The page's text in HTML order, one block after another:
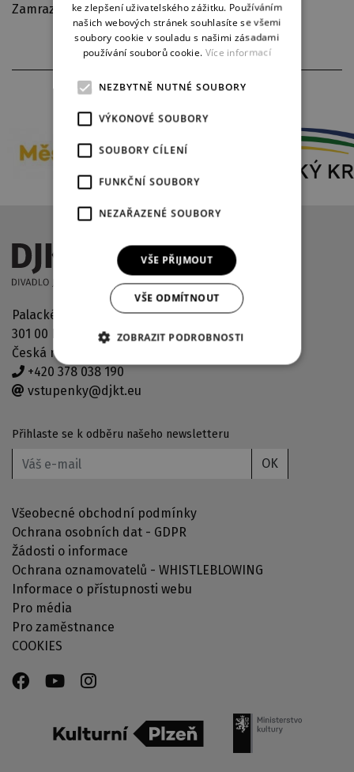
Zamrazilová, Artuš Rektorys, VERA kvartet.
PARTNEŘI DIVADLA
Palackého náměstí 2971/30
301 00 Plzeň
Česká republika
+420 378 038 190
vstupenky@djkt.eu
Přihlaste se k odběru našeho newsletteru
OK
Všeobecné obchodní podmínky
Ochrana osobních dat - GDPR
Žádosti o informace
Ochrana oznamovatelů - WHISTLEBLOWING
Informace o přístupnosti webu
Pro média
Pro zaměstnance
COOKIES
GERMAN
ke zlepšení uživatelského zážitku. Používáním
našich webových stránek souhlasíte se všemi
soubory cookie v souladu s našimi zásadami
používání souborů cookie. Více informací
NEZBYTNĚ NUTNÉ SOUBORY
VÝKONOVÉ SOUBORY
SOUBORY CÍLENÍ
FUNKČNÍ SOUBORY
NEZAŘAZENÉ SOUBORY
VŠE PŘIJMOUT
VŠE ODMÍTNOUT
ZOBRAZIT PODROBNOSTI